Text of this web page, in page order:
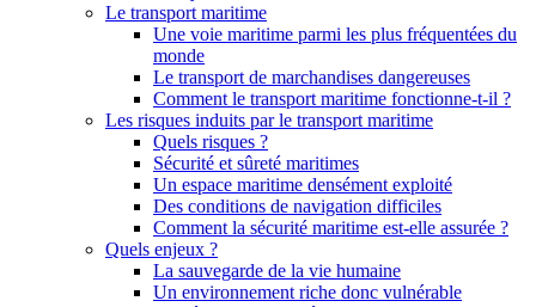
Le transport maritime
Une voie maritime parmi les plus fréquentées du
monde
Le transport de marchandises dangereuses
Comment le transport maritime fonctionne-t-il ?
Les risques induits par le transport maritime
Quels risques ?
Sécurité et sûreté maritimes
Un espace maritime densément exploité
Des conditions de navigation difficiles
Comment la sécurité maritime est-elle assurée ?
Quels enjeux ?
La sauvegarde de la vie humaine
Un environnement riche donc vulnérable